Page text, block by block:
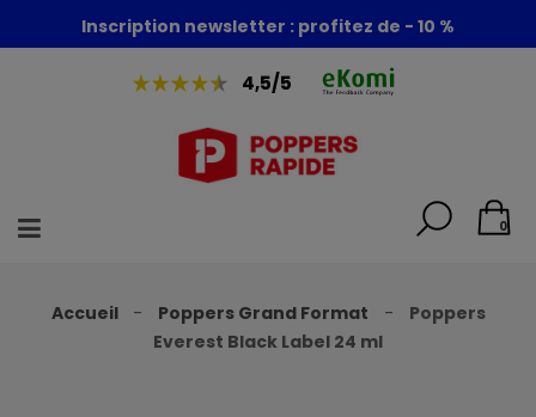
Foire aux poppers : - 30% + 1 poppers offert
Inscription newsletter : profitez de - 10 %
4,5/5
0
Accueil Poppers Grand Format
Poppers
Everest Black Label 24 ml